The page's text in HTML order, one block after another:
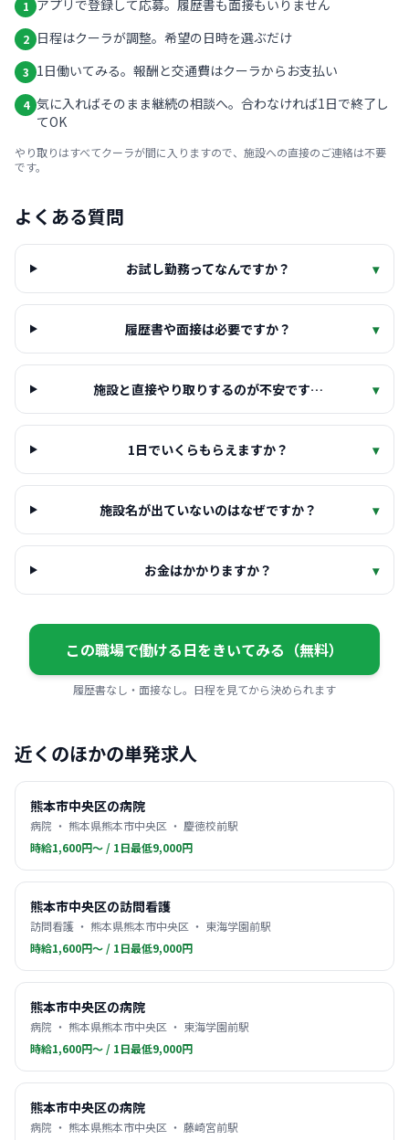
1 アプリで登録して応募。履歴書も面接もいりません
2 日程はクーラが調整。希望の日時を選ぶだけ
3 1日働いてみる。報酬と交通費はクーラからお支払い
4 気に入ればそのまま継続の相談へ。合わなければ1日で終了し
てOK
やり取りはすべてクーラが間に入りますので、施設への直接のご連絡は不要
です。
よくある質問
お試し勤務ってなんですか？ ▾
履歴書や面接は必要ですか？ ▾
施設と直接やり取りするのが不安です… ▾
1日でいくらもらえますか？ ▾
施設名が出ていないのはなぜですか？ ▾
お金はかかりますか？ ▾
この職場で働ける日をきいてみる（無料）
履歴書なし・面接なし。日程を見てから決められます
近くのほかの単発求人
熊本市中央区の病院
病院 ・ 熊本県熊本市中央区 ・ 慶徳校前駅
時給1,600円〜 / 1日最低9,000円
熊本市中央区の訪問看護
訪問看護 ・ 熊本県熊本市中央区 ・ 東海学園前駅
時給1,600円〜 / 1日最低9,000円
熊本市中央区の病院
病院 ・ 熊本県熊本市中央区 ・ 東海学園前駅
時給1,600円〜 / 1日最低9,000円
熊本市中央区の病院
病院 ・ 熊本県熊本市中央区 ・ 藤崎宮前駅